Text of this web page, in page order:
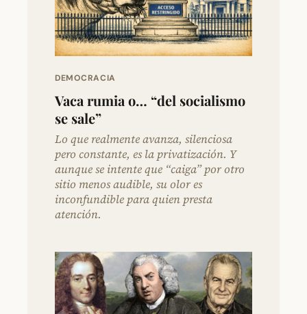
DEMOCRACIA
Vaca rumia o… “del socialismo
se sale”
Lo que realmente avanza, silenciosa
pero constante, es la privatización. Y
aunque se intente que “caiga” por otro
sitio menos audible, su olor es
inconfundible para quien presta
atención.